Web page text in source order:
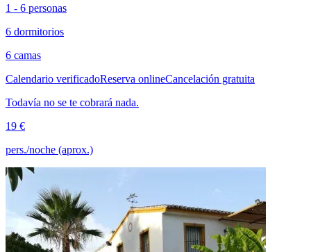
1 - 6 personas
6 dormitorios
6 camas
Calendario verificadoReserva onlineCancelación gratuita
Todavía no se te cobrará nada.
19 €
pers./noche (aprox.)